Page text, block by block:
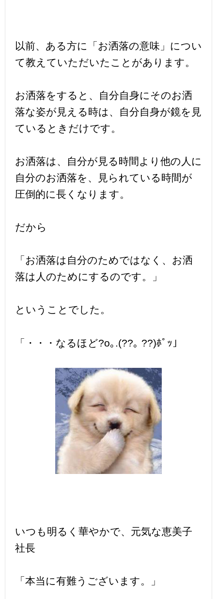
以前、ある方に「お洒落の意味」につい
て教えていただいたことがあります。
お洒落をすると、自分自身にそのお洒
落な姿が見える時は、自分自身が鏡を見
ているときだけです。
お洒落は、自分が見る時間より他の人に
自分のお洒落を、見られている時間が
圧倒的に長くなります。
だから
「お洒落は自分のためではなく、お洒
落は人のためにするのです。」
ということでした。
「・・・なるほど?o｡.(??｡ ??)ﾎﾟｯ」
いつも明るく華やかで、元気な恵美子
社長
「本当に有難うございます。」